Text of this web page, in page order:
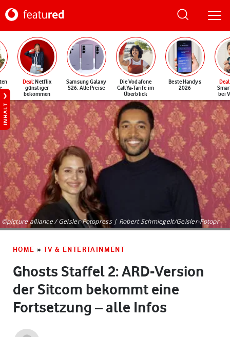
Deal: Netflix
günstiger
bekommen
Samsung Galaxy
S26: Alle Preise
Die Vodafone
CallYa-Tarife im
Überblick
Beste Handys
2026
Deal
bei
INHALT
©picture alliance / Geisler-Fotopress | Robert Schmiegelt/Geisler-Fotopr
HOME » TV & ENTERTAINMENT
Ghosts Staffel 2: ARD-Version
der Sitcom bekommt eine
Fortsetzung – alle Infos